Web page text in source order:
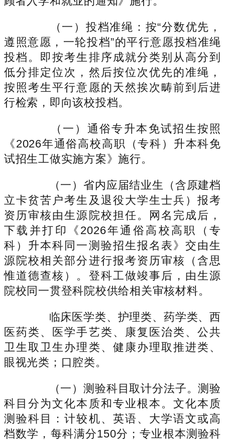
（一）投档准绳：按“分数优先，
遵照意愿，一轮投档”的平行意愿投档准绳
投档。即按考生排序成就分类别从高分到
低分排定位次，然后按位次优先的准绳，
按照考生平行意愿的天然挨次畴前到后进
行检索，即向该校投档。
（一）通俗专升本免试招生按照
《2026年通俗高校高职（专科）升本科免
试招生工做实施方案》施行。
（一）省内应届结业生（含原建档
立卡贫苦户考生及退役大学生士兵）报考
资历审核由生源院校担任。网名完成后，
下载并打印《2026年通俗高校高职（专
科）升本科同一测验招生报名表》交由生
源院校相关部分进行报考资历审核（含思
惟道德查核）。登科工做竣事后，由生源
院校同一贯登科院校供给相关审核材料。
临床医学类、护理类、药学类、西
医药类、医学手艺类、康复医治类、公共
卫生取卫生办理类、健康办理取推进类、
眼视光类；口腔类。
（一）测验科目取计分法子。测验
科目分为文化本质和专业根本。文化本质
测验科目：计较机、英语、大学语文或高
档数学，每科满分150分；专业根本测验科